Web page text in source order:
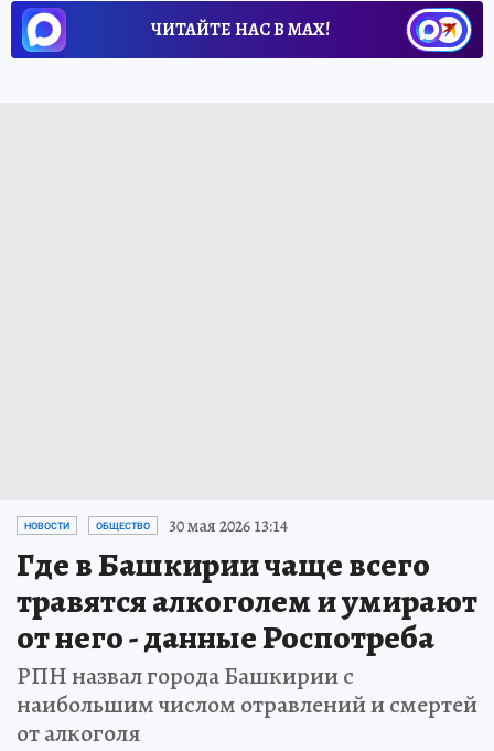
ЧИТАЙТЕ НАС В МАХ!
НОВОСТИ ОБЩЕСТВО 30 мая 2026 13:14
Где в Башкирии чаще всего
травятся алкоголем и умирают
от него - данные Роспотреба
РПН назвал города Башкирии с
наибольшим числом отравлений и смертей
от алкоголя